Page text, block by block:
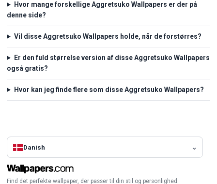
Hvor mange forskellige Aggretsuko Wallpapers er der på
denne side?
Vil disse Aggretsuko Wallpapers holde, når de forstørres?
Er den fuld størrelse version af disse Aggretsuko Wallpapers
også gratis?
Hvor kan jeg finde flere som disse Aggretsuko Wallpapers?
Danish
Find det perfekte wallpaper, der passer til din stil og personlighed.